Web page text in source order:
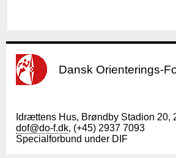
Dansk Orienterings-
Idrættens Hus, Brøndby Stadion 20,
dof@do-f.dk, (+45) 2937 7093
Specialforbund under DIF